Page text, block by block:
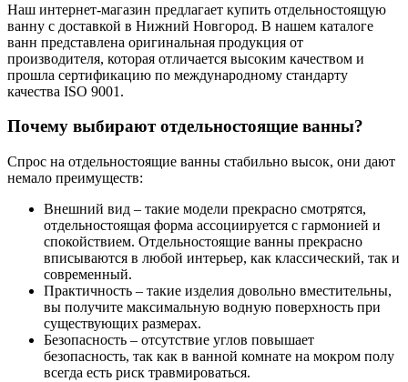
Наш интернет-магазин предлагает купить отдельностоящую
ванну с доставкой в Нижний Новгород. В нашем каталоге
ванн представлена оригинальная продукция от
производителя, которая отличается высоким качеством и
прошла сертификацию по международному стандарту
качества ISO 9001.
Почему выбирают отдельностоящие ванны?
Спрос на отдельностоящие ванны стабильно высок, они дают
немало преимуществ:
Внешний вид – такие модели прекрасно смотрятся,
отдельностоящая форма ассоциируется с гармонией и
спокойствием. Отдельностоящие ванны прекрасно
вписываются в любой интерьер, как классический, так и
современный.
Практичность – такие изделия довольно вместительны,
вы получите максимальную водную поверхность при
существующих размерах.
Безопасность – отсутствие углов повышает
безопасность, так как в ванной комнате на мокром полу
всегда есть риск травмироваться.